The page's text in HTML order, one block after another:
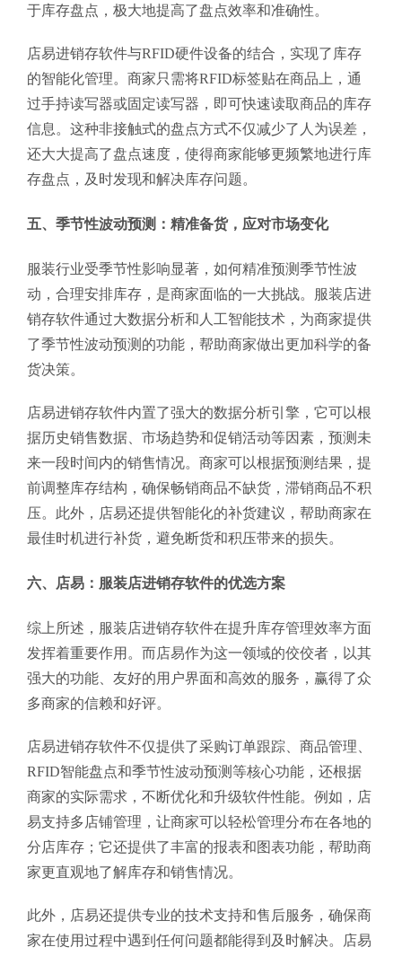
于库存盘点，极大地提高了盘点效率和准确性。
店易进销存软件与RFID硬件设备的结合，实现了库存
的智能化管理。商家只需将RFID标签贴在商品上，通
过手持读写器或固定读写器，即可快速读取商品的库存
信息。这种非接触式的盘点方式不仅减少了人为误差，
还大大提高了盘点速度，使得商家能够更频繁地进行库
存盘点，及时发现和解决库存问题。
五、季节性波动预测：精准备货，应对市场变化
服装行业受季节性影响显著，如何精准预测季节性波
动，合理安排库存，是商家面临的一大挑战。服装店进
销存软件通过大数据分析和人工智能技术，为商家提供
了季节性波动预测的功能，帮助商家做出更加科学的备
货决策。
店易进销存软件内置了强大的数据分析引擎，它可以根
据历史销售数据、市场趋势和促销活动等因素，预测未
来一段时间内的销售情况。商家可以根据预测结果，提
前调整库存结构，确保畅销商品不缺货，滞销商品不积
压。此外，店易还提供智能化的补货建议，帮助商家在
最佳时机进行补货，避免断货和积压带来的损失。
六、店易：服装店进销存软件的优选方案
综上所述，服装店进销存软件在提升库存管理效率方面
发挥着重要作用。而店易作为这一领域的佼佼者，以其
强大的功能、友好的用户界面和高效的服务，赢得了众
多商家的信赖和好评。
店易进销存软件不仅提供了采购订单跟踪、商品管理、
RFID智能盘点和季节性波动预测等核心功能，还根据
商家的实际需求，不断优化和升级软件性能。例如，店
易支持多店铺管理，让商家可以轻松管理分布在各地的
分店库存；它还提供了丰富的报表和图表功能，帮助商
家更直观地了解库存和销售情况。
此外，店易还提供专业的技术支持和售后服务，确保商
家在使用过程中遇到任何问题都能得到及时解决。店易